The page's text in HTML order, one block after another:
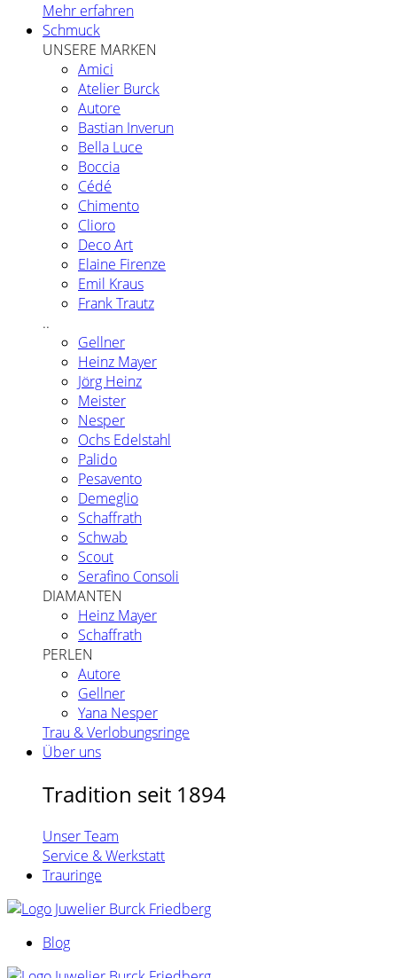
Mehr erfahren
Schmuck
UNSERE MARKEN
Amici
Atelier Burck
Autore
Bastian Inverun
Bella Luce
Boccia
Cédé
Chimento
Clioro
Deco Art
Elaine Firenze
Emil Kraus
Frank Trautz
..
Gellner
Heinz Mayer
Jörg Heinz
Meister
Nesper
Ochs Edelstahl
Palido
Pesavento
Demeglio
Schaffrath
Schwab
Scout
Serafino Consoli
DIAMANTEN
Heinz Mayer
Schaffrath
PERLEN
Autore
Gellner
Yana Nesper
Trau & Verlobungsringe
Über uns
Tradition seit 1894
Unser Team
Service & Werkstatt
Trauringe
Blog